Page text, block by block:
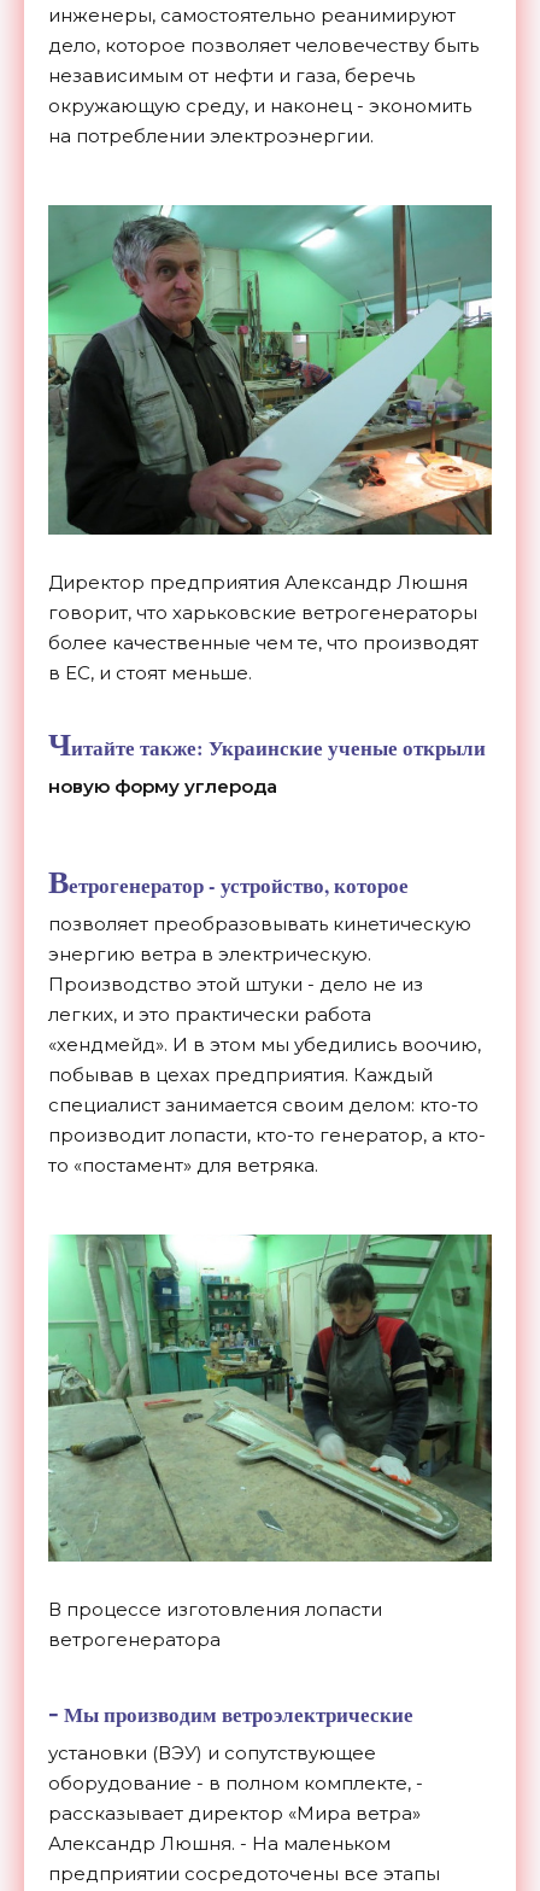
инженеры, самостоятельно реанимируют
дело, которое позволяет человечеству быть
независимым от нефти и газа, беречь
окружающую среду, и наконец - экономить
на потреблении электроэнергии.
Директор предприятия Александр Люшня
говорит, что харьковские ветрогенераторы
более качественные чем те, что производят
в ЕС, и стоят меньше.
Читайте также: Украинские ученые открыли
новую форму углерода
Ветрогенератор - устройство, которое
позволяет преобразовывать кинетическую
энергию ветра в электрическую.
Производство этой штуки - дело не из
легких, и это практически работа
«хендмейд». И в этом мы убедились воочию,
побывав в цехах предприятия. Каждый
специалист занимается своим делом: кто-то
производит лопасти, кто-то генератор, а кто-
то «постамент» для ветряка.
В процессе изготовления лопасти
ветрогенератора
- Мы производим ветроэлектрические
установки (ВЭУ) и сопутствующее
оборудование - в полном комплекте, -
рассказывает директор «Мира ветра»
Александр Люшня. - На маленьком
предприятии сосредоточены все этапы